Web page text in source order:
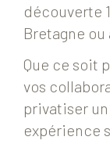
découverte
Bretagne ou
Que ce soit
vos
privatiser
expérience